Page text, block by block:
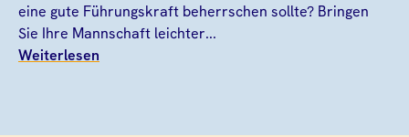
eine gute Führungskraft beherrschen sollte? Bringen
Sie Ihre Mannschaft leichter...
Weiterlesen